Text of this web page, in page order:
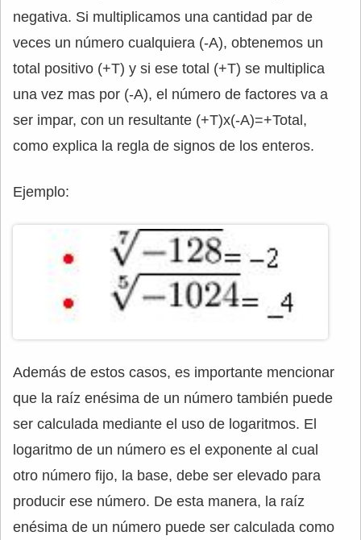
negativa. Si multiplicamos una cantidad par de
veces un número cualquiera (-A), obtenemos un
total positivo (+T) y si ese total (+T) se multiplica
una vez mas por (-A), el número de factores va a
ser impar, con un resultante (+T)x(-A)=+Total,
como explica la regla de signos de los enteros.
Ejemplo:
Además de estos casos, es importante mencionar
que la raíz enésima de un número también puede
ser calculada mediante el uso de logaritmos. El
logaritmo de un número es el exponente al cual
otro número fijo, la base, debe ser elevado para
producir ese número. De esta manera, la raíz
enésima de un número puede ser calculada como